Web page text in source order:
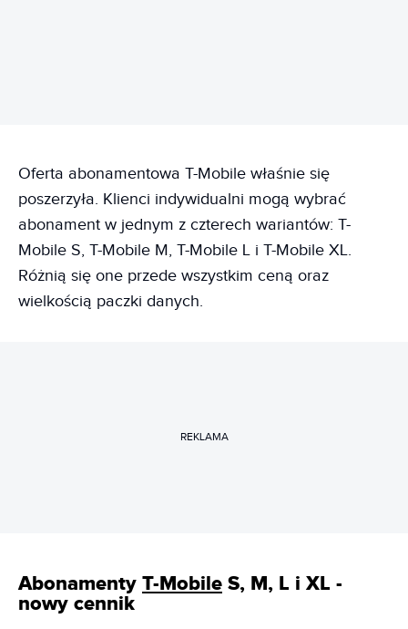
Oferta abonamentowa T-Mobile właśnie się
poszerzyła. Klienci indywidualni mogą wybrać
abonament w jednym z czterech wariantów: T-
Mobile S, T-Mobile M, T-Mobile L i T-Mobile XL.
Różnią się one przede wszystkim ceną oraz
wielkością paczki danych.
REKLAMA
Abonamenty T-Mobile S, M, L i XL -
nowy cennik